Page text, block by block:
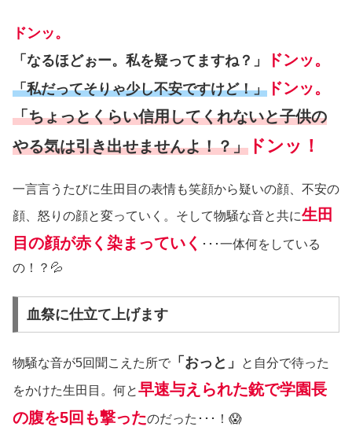
ドンッ。
「なるほどぉー。私を疑ってますね？」
ドンッ。
「私だってそりゃ少し不安ですけど！」 ドンッ。
「ちょっとくらい信用してくれないと子供の
やる気は引き出せませんよ！？」 ドンッ！
一言言うたびに生田目の表情も笑顔から疑いの顔、不安の
顔、怒りの顔と変っていく。そして物騒な音と共に生田
目の顔が赤く染まっていく ･･･一体何をしている
の！？💦
血祭に仕立て上げます
物騒な音が5回聞こえた所で 「おっと」 と自分で待った
をかけた生田目。何と早速与えられた銃で学園長
の腹を5回も撃ったのだった･･･！😱